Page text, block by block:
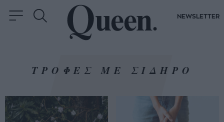
NEWSLETTER
ΤΡΟΦΕΣ ΜΕ ΣΙΔΗΡΟ